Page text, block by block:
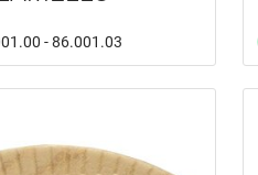
- 86.001.03